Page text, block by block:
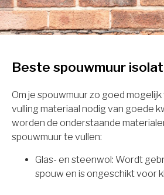
Beste spouwmuur
Om je spouwmuur zo goed
vulling materiaal nodig van goede
worden de onderstaande
spouwmuur te vullen:
Glas- en steenwol: Wordt
spouw en is ongeschikt voor